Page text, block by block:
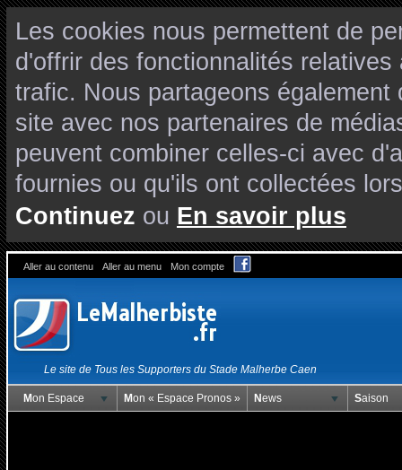
Les cookies nous permettent de
d'offrir des fonctionnalités
trafic. Nous partageons
site avec nos partenaires de
peuvent combiner celles-ci avec
fournies ou qu'ils ont collectées
Continuez ou En savoir plus
Aller au contenu Aller au menu Mon compte
Le site de Tous les Supporters du Stade Malherbe Caen
Mon Espace Mon « Espace Pronos » News Saison